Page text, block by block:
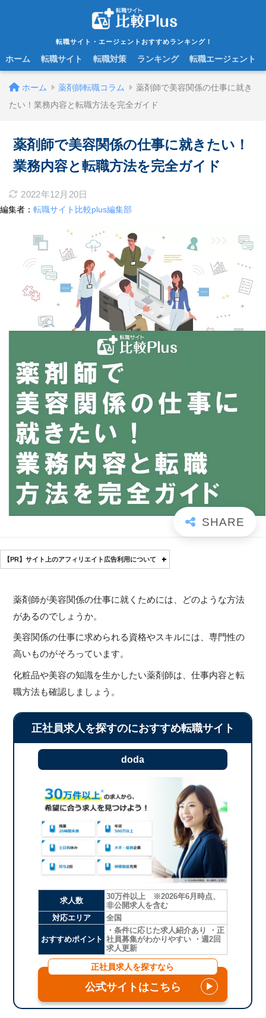
転職サイト・エージェントおすすめランキング！
ホーム 転職サイト 転職対策 ランキング 転職エージェント
ホーム 薬剤師転職コラム
薬剤師で美容関係の仕事に就き
たい！業務内容と転職方法を完全ガイド
薬剤師で美容関係の仕事に就きたい！
業務内容と転職方法を完全ガイド
2022年12月20日
編集者： 転職サイト比較plus編集部
【PR】サイト上のアフィリエイト広告利用について
薬剤師が美容関係の仕事に就くためには、どのような方法
があるのでしょうか。
美容関係の仕事に求められる資格やスキルには、専門性の
高いものがそろっています。
化粧品や美容の知識を生かしたい薬剤師は、仕事内容と転
職方法も確認しましょう。
正社員求人を探すのにおすすめ転職サイト
doda
求人数
30万件以上 ※2026年6月時点、
非公開求人を含む
対応エリア
全国
おすすめポイント
・条件に応じた求人紹介あり ・正
社員募集がわかりやすい ・週2回
求人更新
正社員求人を探すなら
公式サイトはこちら ▶